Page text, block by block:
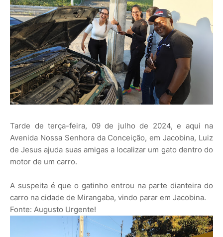
Tarde de terça-feira, 09 de julho de 2024, e aqui na
Avenida Nossa Senhora da Conceição, em Jacobina, Luiz
de Jesus ajuda suas amigas a localizar um gato dentro do
motor de um carro.
A suspeita é que o gatinho entrou na parte dianteira do
carro na cidade de Mirangaba, vindo parar em Jacobina.
Fonte: Augusto Urgente!